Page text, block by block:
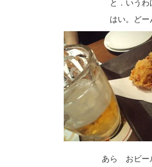
と．いうわ
はい。どー
あら おビー